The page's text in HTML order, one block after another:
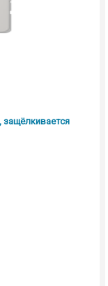
защёлкивается